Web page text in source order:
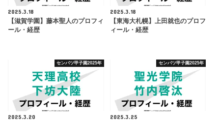
2025.3.18
【滋賀学園】藤本聖人のプロフィ
ール・経歴
2025.3.18
【東海大札幌】上田就也のプロフ
ィール・経歴
センバツ甲子園2025年
2025.3.20
センバツ甲子園2025年
2025.3.25